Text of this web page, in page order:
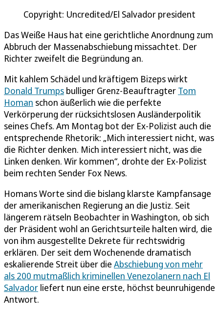
Copyright: Uncredited/El Salvador president
Das Weiße Haus hat eine gerichtliche Anordnung zum
Abbruch der Massenabschiebung missachtet. Der
Richter zweifelt die Begründung an.
Mit kahlem Schädel und kräftigem Bizeps wirkt
Donald Trumps bulliger Grenz-Beauftragter Tom
Homan schon äußerlich wie die perfekte
Verkörperung der rücksichtslosen Ausländerpolitik
seines Chefs. Am Montag bot der Ex-Polizist auch die
entsprechende Rhetorik: „Mich interessiert nicht, was
die Richter denken. Mich interessiert nicht, was die
Linken denken. Wir kommen“, drohte der Ex-Polizist
beim rechten Sender Fox News.
Homans Worte sind die bislang klarste Kampfansage
der amerikanischen Regierung an die Justiz. Seit
längerem rätseln Beobachter in Washington, ob sich
der Präsident wohl an Gerichtsurteile halten wird, die
von ihm ausgestellte Dekrete für rechtswidrig
erklären. Der seit dem Wochenende dramatisch
eskalierende Streit über die Abschiebung von mehr
als 200 mutmaßlich kriminellen Venezolanern nach El
Salvador liefert nun eine erste, höchst beunruhigende
Antwort.